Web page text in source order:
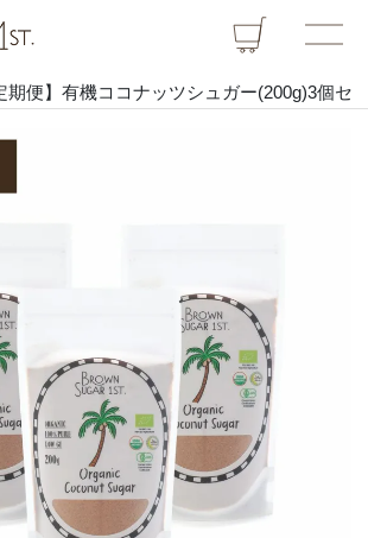
期便】有機ココナッツシュガー(200g)3個セ